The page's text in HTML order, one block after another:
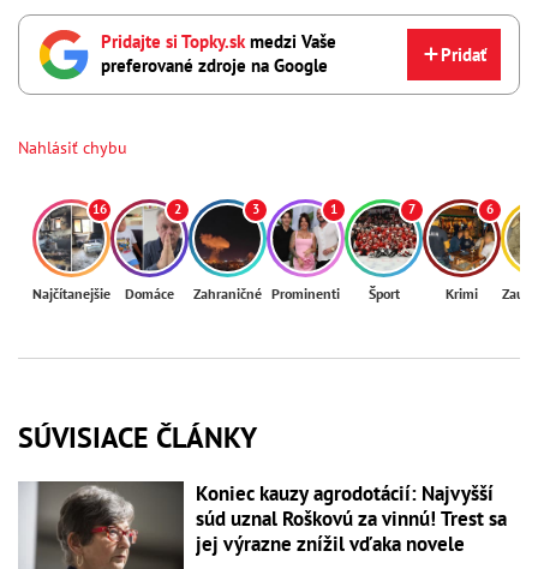
Pridajte si Topky.skmedzi Vaše
preferované zdroje na Google
Pridať
Nahlásiť chybu
16
Najčítanejšie
2
Domáce
3
Zahraničné
1
Prominenti
7
Šport
6
Krimi
SÚVISIACE ČLÁNKY
Koniec kauzy agrodotácií: Najvyšší
súd uznal Roškovú za vinnú! Trest sa
jej výrazne znížil vďaka novele